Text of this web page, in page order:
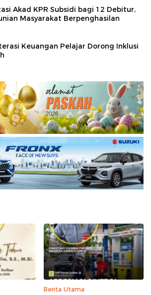
Akad KPR Subsidi bagi 12 Debitur,
Masyarakat Berpenghasilan
Keuangan Pelajar Dorong Inklusi
Berita Utama